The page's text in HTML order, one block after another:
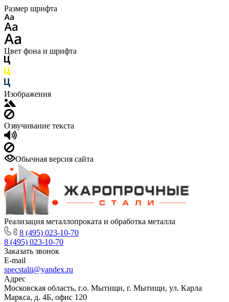
Размер шрифта
Цвет фона и шрифта
Изображения
Озвучивание текста
Обычная версия сайта
Реализация металлопроката и обработка металла
8 (495) 023-10-70
8 (495) 023-10-70
Заказать звонок
E-mail
specstalii@yandex.ru
Адрес
Московская область, г.о. Мытищи, г. Мытищи, ул. Карла
Маркса, д. 4Б, офис 120